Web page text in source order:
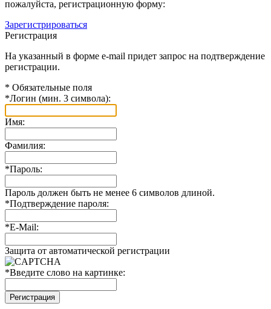
пожалуйста, регистрационную форму:
Зарегистрироваться
Регистрация
На указанный в форме e-mail придет запрос на подтверждение
регистрации.
* Обязательные поля
*Логин (мин. 3 символа):
Имя:
Фамилия:
*Пароль:
Пароль должен быть не менее 6 символов длиной.
*Подтверждение пароля:
*E-Mail:
Защита от автоматической регистрации
*Введите слово на картинке: